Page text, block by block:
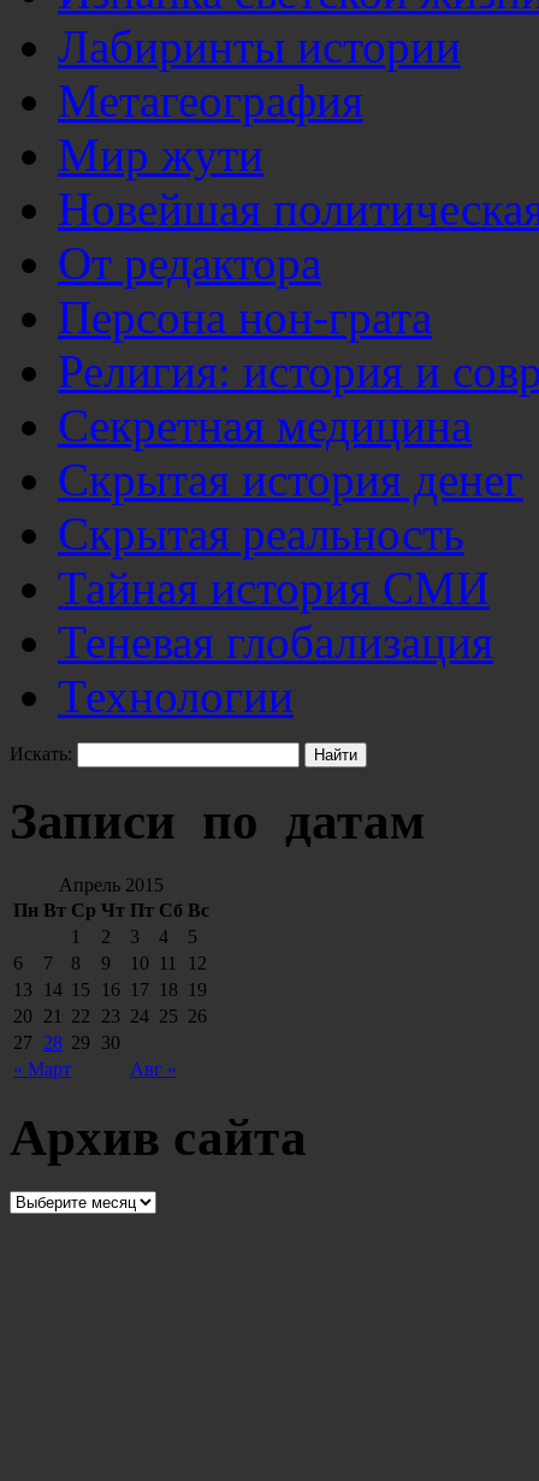
Лабиринты истории
Метагеография
Мир жути
Новейшая
От редактора
Персона нон-грата
Религия: история и
Секретная медицина
Скрытая история денег
Скрытая реальность
Тайная история СМИ
Теневая глобализация
Технологии
Искать:
Записи по датам
Апрель 2015
Пн Вт Ср Чт Пт Сб Вс
« Март Авг »
1 2 3 4
5
6
7 8 9 10 11
12
13
14 15 16 17 18
19
20
21 22 23 24 25 26
27 28 29 30
Архив сайта